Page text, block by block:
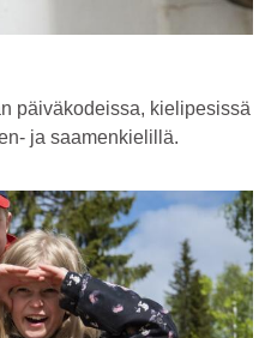
päiväkodeissa, kielipesissä
ja saamenkielillä.